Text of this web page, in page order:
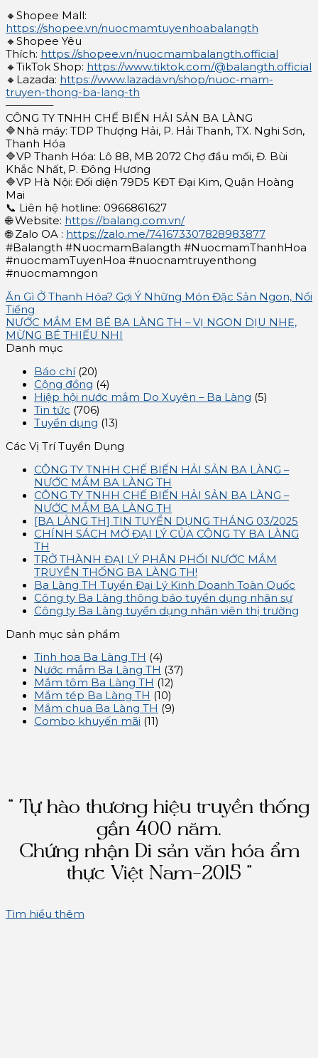
🔸Shopee Mall:
https://shopee.vn/nuocmamtuyenhoabalangth
🔸Shopee Yêu
Thích: https://shopee.vn/nuocmambalangth.official
🔸TikTok Shop: https://www.tiktok.com/@balangth.official
🔸Lazada: https://www.lazada.vn/shop/nuoc-mam-
truyen-thong-ba-lang-th
————–
CÔNG TY TNHH CHẾ BIẾN HẢI SẢN BA LÀNG
🔷Nhà máy: TDP Thượng Hải, P. Hải Thanh, TX. Nghi Sơn,
Thanh Hóa
🔷VP Thanh Hóa: Lô 88, MB 2072 Chợ đầu mối, Đ. Bùi
Khắc Nhất, P. Đông Hương
🔷VP Hà Nội: Đối diện 79D5 KĐT Đại Kim, Quận Hoàng
Mai
📞 Liên hệ hotline: 0966861627
🌐 Website: https://balang.com.vn/
🌐 Zalo OA : https://zalo.me/741673307828983877
#Balangth #NuocmamBalangth #NuocmamThanhHoa
#nuocmamTuyenHoa #nuocnamtruyenthong
#nuocmamngon
Ăn Gì Ở Thanh Hóa? Gợi Ý Những Món Đặc Sản Ngon, Nổi
Tiếng
NƯỚC MẮM EM BÉ BA LÀNG TH – VỊ NGON DỊU NHẸ,
MỪNG BÉ THIẾU NHI
Danh mục
Báo chí(20)
Cộng đồng (4)
Hiệp hội nước mắm Do Xuyên – Ba Làng (5)
Tin tức (706)
Tuyển dụng (13)
Các Vị Trí Tuyển Dụng
CÔNG TY TNHH CHẾ BIẾN HẢI SẢN BA LÀNG –
NƯỚC MẮM BA LÀNG TH
CÔNG TY TNHH CHẾ BIẾN HẢI SẢN BA LÀNG –
NƯỚC MẮM BA LÀNG TH
[BA LÀNG TH] TIN TUYỂN DỤNG THÁNG 03/2025
CHÍNH SÁCH MỞ ĐẠI LÝ CỦA CÔNG TY BA LÀNG
TH
TRỞ THÀNH ĐẠI LÝ PHÂN PHỐI NƯỚC MẮM
TRUYỀN THỐNG BA LÀNG TH!
Ba Làng TH Tuyển Đại Lý Kinh Doanh Toàn Quốc
Công ty Ba Làng thông báo tuyển dụng nhân sự
Công ty Ba Làng tuyển dụng nhân viên thị trường
Danh mục sản phẩm
Tinh hoa Ba Làng TH (4)
Nước mắm Ba Làng TH (37)
Mắm tôm Ba Làng TH (12)
Mắm tép Ba Làng TH (10)
Mắm chua Ba Làng TH (9)
Combo khuyến mãi (11)
“ Tự hào thương hiệu truyền thống
gần 400 năm.
Chứng nhận Di sản văn hóa ẩm
thực Việt Nam-2015 ”
Tìm hiểu thêm